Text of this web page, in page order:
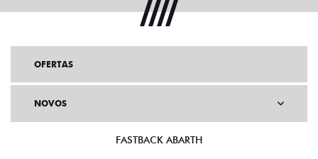
OFERTAS
NOVOS
FASTBACK ABARTH